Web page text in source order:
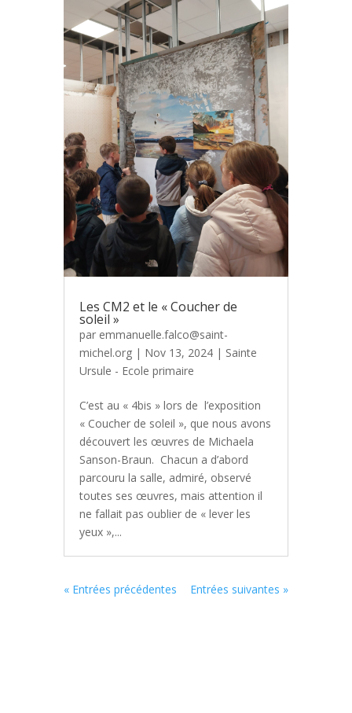
Les CM2 et le « Coucher de
soleil »
par emmanuelle.falco@saint-
michel.org| Nov 13, 2024| Sainte
Ursule - Ecole primaire
C’est au « 4bis » lors de l’exposition
« Coucher de soleil », que nous avons
découvert les œuvres de Michaela
Sanson-Braun. Chacun a d’abord
parcouru la salle, admiré, observé
toutes ses œuvres, mais attention il
ne fallait pas oublier de « lever les
yeux »,...
« Entrées précédentes Entrées suivantes »